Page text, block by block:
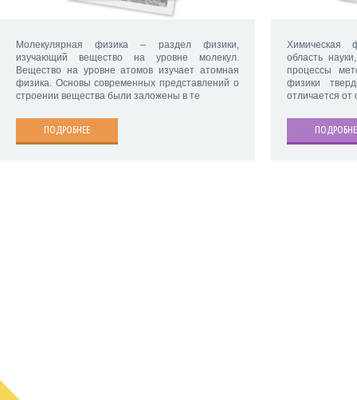
Молекулярная физика – раздел физики,
изучающий вещество на уровне молекул.
Вещество на уровне атомов изучает атомная
физика. Основы современных представлений о
строении вещества были заложены в те
ПОДРОБНЕЕ
Химическая
область
процессы
физики
отличается